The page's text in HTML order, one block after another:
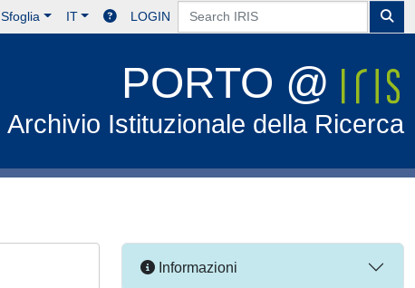
Sfoglia IT LOGIN
PORTO @
Archivio Istituzionale della Ricerca
Informazioni